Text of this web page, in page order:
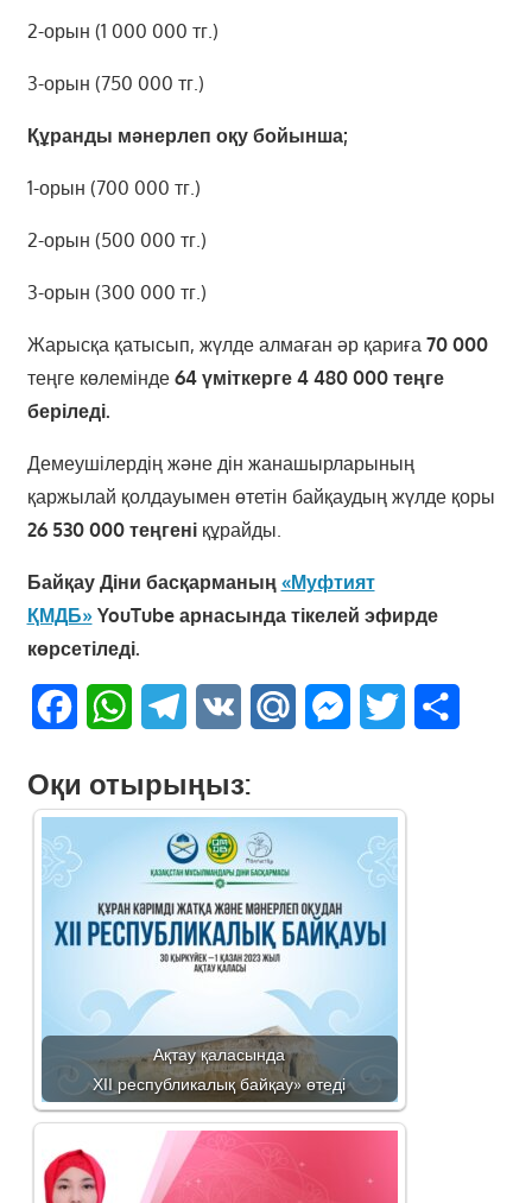
2-орын (1 000 000 тг.)
3-орын (750 000 тг.)
Құранды мәнерлеп оқу бойынша;
1-орын (700 000 тг.)
2-орын (500 000 тг.)
3-орын (300 000 тг.)
Жарысқа қатысып, жүлде алмаған әр қариға 70 000
теңге көлемінде64 үміткерге 4 480 000 теңге
беріледі.
Демеушілердің және дін жанашырларының
қаржылай қолдауымен өтетін байқаудың жүлде қоры
26 530 000 теңгеніқұрайды.
Байқау Діни басқарманың «Муфтият
ҚМДБ»YouTube арнасында тікелей эфирде
көрсетіледі.
FacebookWhatsAppTelegram
VK Mail.Ru Messenger
Twitter
Оқи отырыңыз:
Ақтау қаласында
ХІІ республикалық байқау» өтеді